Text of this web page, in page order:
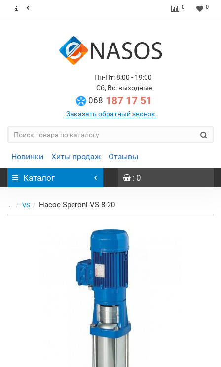
0 0
Пн-Пт: 8:00 - 19:00
Сб, Вс: выходные
068 187 17 51
Заказать обратный звонок
Новинки Хиты продаж Отзывы
Каталог : 0
... VS Насос Speroni VS 8-20